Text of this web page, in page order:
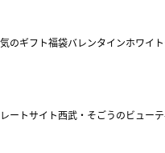
のギフト福袋バレンタインホワイ
ートサイト西武・そごうのビュー